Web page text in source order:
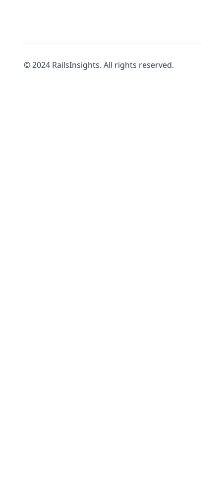
© 2024 RailsInsights. All rights reserved.